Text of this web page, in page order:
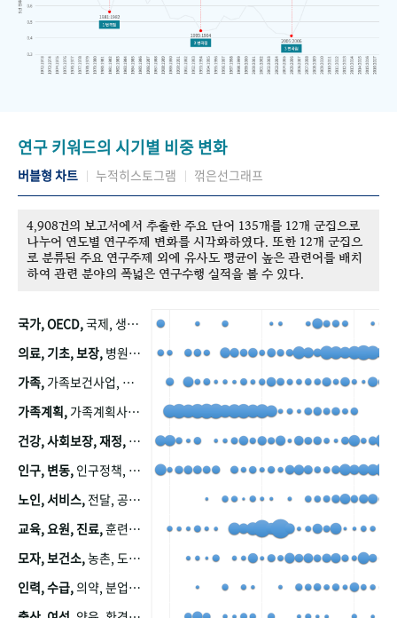
연구 키워드의 시기별 비중 변화
버블형 차트 누적히스토그램 꺾은선그래프
4,908건의 보고서에서 추출한 주요 단어 135개를 12개 군집으로
나누어 연도별 연구주제 변화를 시각화하였다. 또한 12개 군집으
로 분류된 주요 연구주제 외에 유사도 평균이 높은 관련어를 배치
하여 관련 분야의 폭넓은 연구수행 실적을 볼 수 있다.
국가, OECD,국제, 생산, 아시아, 태평양, 태평양지역, 참가
의료, 기초, 보장, 병원, 가정, 연금, 연계, 공적, 일본, 생활, 국민기초생활보장제도, 국민연금, 기금, 저소득층, 근로, 자활, 급여, 환자, 의료비, 모니터링, 한국복지패널, 소득, 지표, 빈곤, 노후, 장애인
가족, 가족보건사업, 산업, 친화, 전국, 출산력
가족계획, 가족계획사업, 가족계획사업평가, 한국가족계획사업, 피임, 보급, 부인, 자궁, 피임약
건강, 사회보장, 재정,
인구, 변동, 인구정책, 저출산, 고령사회, 고령화, 이동, 남북한, 지방자치단체, 컨설팅, 복지정책평가, 집, 사회개발
노인, 서비스, 전달, 공공, 보육, 수요, 공급, 사회서비스, 데이터, 보호, 요양, 아동, 예방, 청소년, 효율, 자원
교육, 요원, 진료,훈련, 보건요원, 마을, 마을건강사업, 보조원, 진료원, 보건진료원, 보건진료원교재
모자, 보건소,농촌, 도시, 금연, 농촌지역, 모자보건사업
인력, 수급,의약, 분업, 식품, 의약품, 의사, 안전